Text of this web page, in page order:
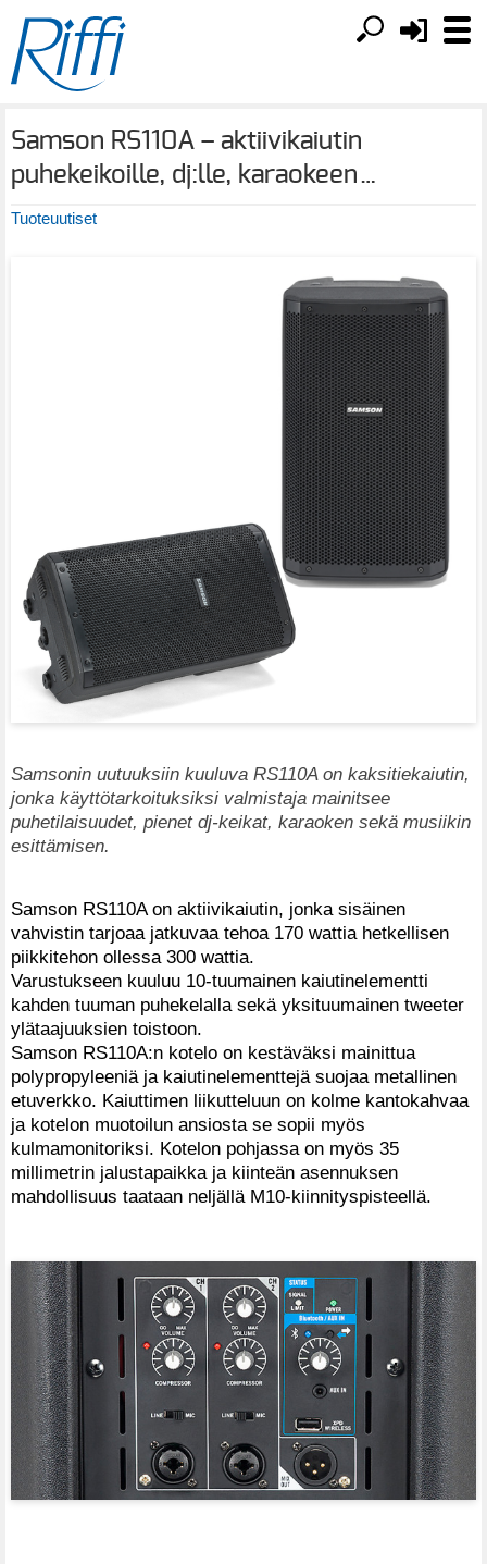
Samson RS110A – aktiivikaiutin
puhekeikoille, dj:lle, karaokeen…
Tuoteuutiset
Samsonin uutuuksiin kuuluva RS110A on kaksitiekaiutin,
jonka käyttötarkoituksiksi valmistaja mainitsee
puhetilaisuudet, pienet dj-keikat, karaoken sekä musiikin
esittämisen.
Samson RS110A on aktiivikaiutin, jonka sisäinen
vahvistin tarjoaa jatkuvaa tehoa 170 wattia hetkellisen
piikkitehon ollessa 300 wattia.
Varustukseen kuuluu 10-tuumainen kaiutinelementti
kahden tuuman puhekelalla sekä yksituumainen tweeter
ylätaajuuksien toistoon.
Samson RS110A:n kotelo on kestäväksi mainittua
polypropyleeniä ja kaiutinelementtejä suojaa metallinen
etuverkko. Kaiuttimen liikutteluun on kolme kantokahvaa
ja kotelon muotoilun ansiosta se sopii myös
kulmamonitoriksi. Kotelon pohjassa on myös 35
millimetrin jalustapaikka ja kiinteän asennuksen
mahdollisuus taataan neljällä M10-kiinnityspisteellä.